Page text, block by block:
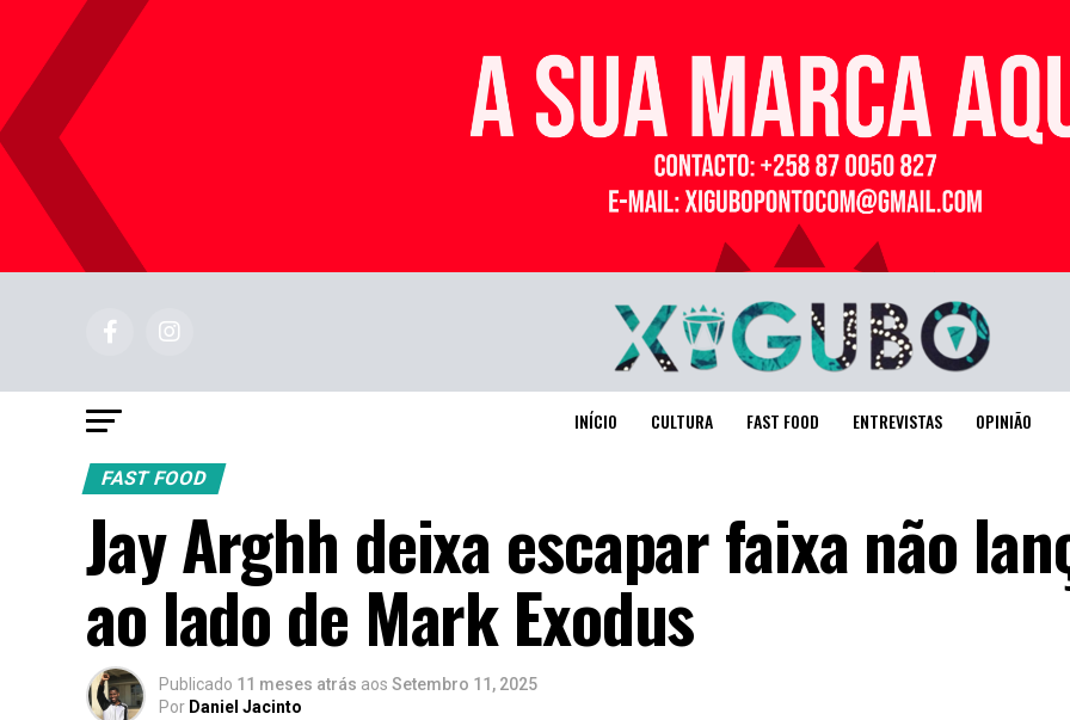
Publicidade
INÍCIO CULTURA FAST FOOD ENTREVISTAS OPINIÃO
FAST FOOD
Jay Arghh deixa escapar faixa não
ao lado de Mark Exodus
Publicado 11 meses atrás aos Setembro 11, 2025
Por Daniel Jacinto